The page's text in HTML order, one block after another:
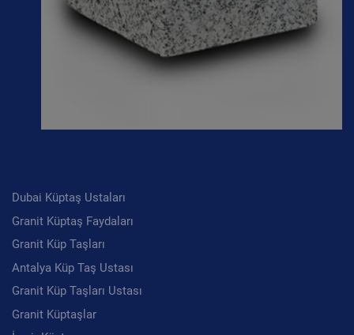
Dubai Küptaş Ustaları
Granit Küptaş Faydaları
Granit Küp Taşları
Antalya Küp Taş Ustası
Granit Küp Taşları Ustası
Granit Küptaşlar